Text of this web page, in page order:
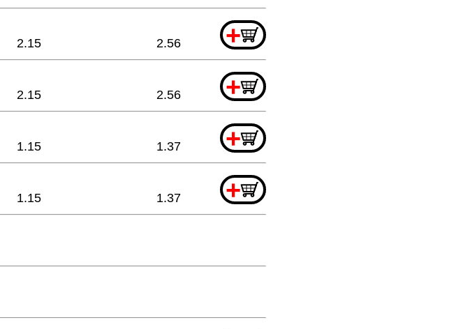
+
2.15 2.56
+
2.15 2.56
+
1.15 1.37
+
1.15 1.37